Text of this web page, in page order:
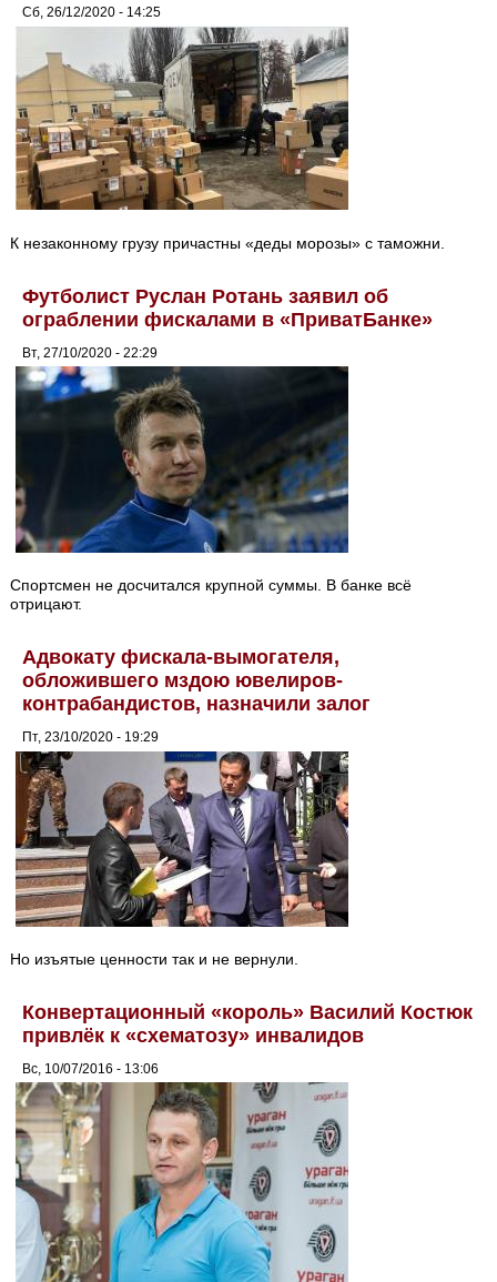
Сб, 26/12/2020 - 14:25
К незаконному грузу причастны «деды морозы» с таможни.
Футболист Руслан Ротань заявил об
ограблении фискалами в «ПриватБанке»
Вт, 27/10/2020 - 22:29
Спортсмен не досчитался крупной суммы. В банке всё
отрицают.
Адвокату фискала-вымогателя,
обложившего мздою ювелиров-
контрабандистов, назначили залог
Пт, 23/10/2020 - 19:29
Но изъятые ценности так и не вернули.
Конвертационный «король» Василий Костюк
привлёк к «схематозу» инвалидов
Вс, 10/07/2016 - 13:06